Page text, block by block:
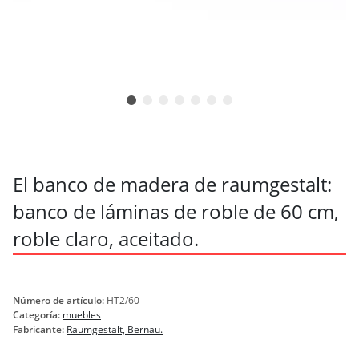
El banco de madera de raumgestalt:
banco de láminas de roble de 60 cm,
roble claro, aceitado.
Número de artículo: HT2/60
Categoría: muebles
Fabricante: Raumgestalt, Bernau.